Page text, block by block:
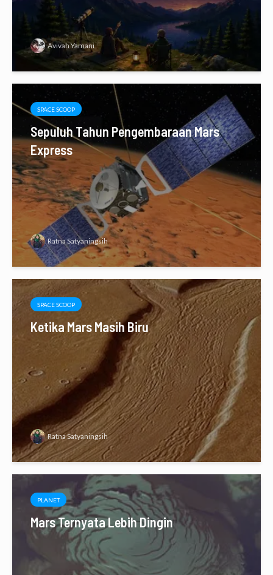
Avivah Yamani
SPACE SCOOP
Sepuluh Tahun Pengembaraan Mars
Express
Ratna Satyaningsih
SPACE SCOOP
Ketika Mars Masih Biru
Ratna Satyaningsih
PLANET
Mars Ternyata Lebih Dingin